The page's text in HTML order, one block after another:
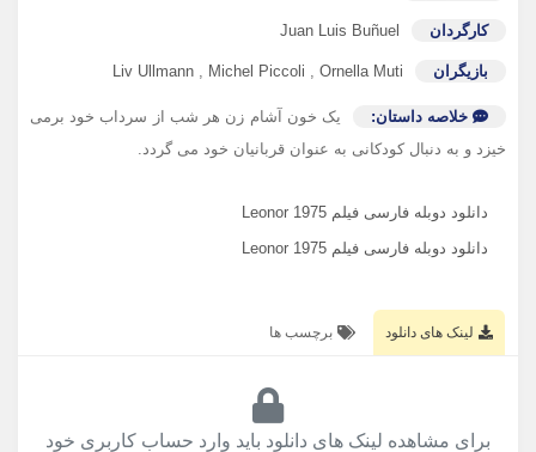
کارگردان Juan Luis Buñuel
بازیگران Liv Ullmann , Michel Piccoli , Ornella Muti
خلاصه داستان:
یک خون آشام زن هر شب از سرداب خود برمی
خیزد و به دنبال کودکانی به عنوان قربانیان خود می گردد.
دانلود دوبله فارسی فیلم Leonor 1975
دانلود دوبله فارسی فیلم Leonor 1975
لینک های دانلود برچسب ها
برای مشاهده لینک های دانلود باید وارد حساب کاربری خود